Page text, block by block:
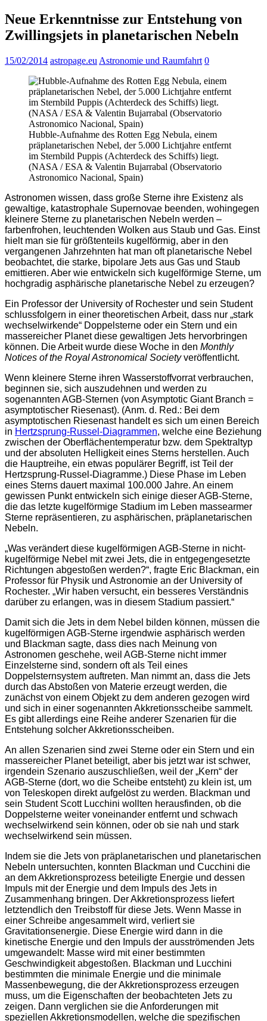
Neue Erkenntnisse zur Entstehung von
Zwillingsjets in planetarischen Nebeln
15/02/2014 astropage.eu Astronomie und Raumfahrt 0
Hubble-Aufnahme des Rotten Egg Nebula, einem
präplanetarischen Nebel, der 5.000 Lichtjahre entfernt
im Sternbild Puppis (Achterdeck des Schiffs) liegt.
(NASA / ESA & Valentin Bujarrabal (Observatorio
Astronomico Nacional, Spain)
Astronomen wissen, dass große Sterne ihre Existenz als
gewaltige, katastrophale Supernovae beenden, wohingegen
kleinere Sterne zu planetarischen Nebeln werden –
farbenfrohen, leuchtenden Wolken aus Staub und Gas. Einst
hielt man sie für größtenteils kugelförmig, aber in den
vergangenen Jahrzehnten hat man oft planetarische Nebel
beobachtet, die starke, bipolare Jets aus Gas und Staub
emittieren. Aber wie entwickeln sich kugelförmige Sterne, um
hochgradig asphärische planetarische Nebel zu erzeugen?
Ein Professor der University of Rochester und sein Student
schlussfolgern in einer theoretischen Arbeit, dass nur „stark
wechselwirkende“ Doppelsterne oder ein Stern und ein
massereicher Planet diese gewaltigen Jets hervorbringen
können. Die Arbeit wurde diese Woche in den Monthly
Notices of the Royal Astronomical Societyveröffentlicht.
Wenn kleinere Sterne ihren Wasserstoffvorrat verbrauchen,
beginnen sie, sich auszudehnen und werden zu
sogenannten AGB-Sternen (von Asymptotic Giant Branch =
asymptotischer Riesenast). (Anm. d. Red.: Bei dem
asymptotischen Riesenast handelt es sich um einen Bereich
in Hertzsprung-Russel-Diagrammen, welche eine Beziehung
zwischen der Oberflächentemperatur bzw. dem Spektraltyp
und der absoluten Helligkeit eines Sterns herstellen. Auch
die Hauptreihe, ein etwas populärer Begriff, ist Teil der
Hertzsprung-Russel-Diagramme.) Diese Phase im Leben
eines Sterns dauert maximal 100.000 Jahre. An einem
gewissen Punkt entwickeln sich einige dieser AGB-Sterne,
die das letzte kugelförmige Stadium im Leben massearmer
Sterne repräsentieren, zu asphärischen, präplanetarischen
Nebeln.
„Was verändert diese kugelförmigen AGB-Sterne in nicht-
kugelförmige Nebel mit zwei Jets, die in entgegengesetzte
Richtungen abgestoßen werden?“, fragte Eric Blackman, ein
Professor für Physik und Astronomie an der University of
Rochester. „Wir haben versucht, ein besseres Verständnis
darüber zu erlangen, was in diesem Stadium passiert.“
Damit sich die Jets in dem Nebel bilden können, müssen die
kugelförmigen AGB-Sterne irgendwie asphärisch werden
und Blackman sagte, dass dies nach Meinung von
Astronomen geschehe, weil AGB-Sterne nicht immer
Einzelsterne sind, sondern oft als Teil eines
Doppelsternsystem auftreten. Man nimmt an, dass die Jets
durch das Abstoßen von Materie erzeugt werden, die
zunächst von einem Objekt zu dem anderen gezogen wird
und sich in einer sogenannten Akkretionsscheibe sammelt.
Es gibt allerdings eine Reihe anderer Szenarien für die
Entstehung solcher Akkretionsscheiben.
An allen Szenarien sind zwei Sterne oder ein Stern und ein
massereicher Planet beteiligt, aber bis jetzt war ist schwer,
irgendein Szenario auszuschließen, weil der „Kern“ der
AGB-Sterne (dort, wo die Scheibe entsteht) zu klein ist, um
von Teleskopen direkt aufgelöst zu werden. Blackman und
sein Student Scott Lucchini wollten herausfinden, ob die
Doppelsterne weiter voneinander entfernt und schwach
wechselwirkend sein können, oder ob sie nah und stark
wechselwirkend sein müssen.
Indem sie die Jets von präplanetarischen und planetarischen
Nebeln untersuchten, konnten Blackman und Cucchini die
an dem Akkretionsprozess beteiligte Energie und dessen
Impuls mit der Energie und dem Impuls des Jets in
Zusammenhang bringen. Der Akkretionsprozess liefert
letztendlich den Treibstoff für diese Jets. Wenn Masse in
einer Schreibe angesammelt wird, verliert sie
Gravitationsenergie. Diese Energie wird dann in die
kinetische Energie und den Impuls der ausströmenden Jets
umgewandelt: Masse wird mit einer bestimmten
Geschwindigkeit abgestoßen. Blackman und Lucchini
bestimmten die minimale Energie und die minimale
Massenbewegung, die der Akkretionsprozess erzeugen
muss, um die Eigenschaften der beobachteten Jets zu
zeigen. Dann verglichen sie die Anforderungen mit
speziellen Akkretionsmodellen, welche die spezifischen